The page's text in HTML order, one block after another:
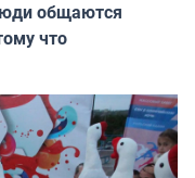
общаются
что